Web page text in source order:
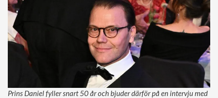
Prins Daniel fyller snart 50 år och bjuder därför på en intervju med